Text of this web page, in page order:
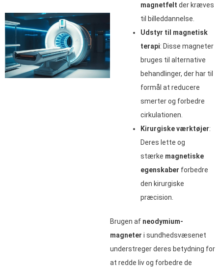
magnetfelt der kræves
til billeddannelse.
Udstyr til magnetisk
terapi: Disse magneter
bruges til alternative
behandlinger, der har til
formål at reducere
smerter og forbedre
cirkulationen.
Kirurgiske værktøjer:
Deres lette og
stærke magnetiske
egenskaber forbedre
den kirurgiske
præcision.
Brugen af neodymium-
magneter i sundhedsvæsenet
understreger deres betydning for
at redde liv og forbedre de